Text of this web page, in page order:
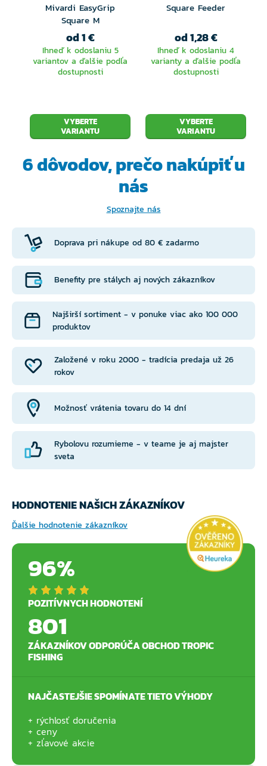
Mivardi EasyGrip
Square M
od 1 €
Ihneď k odoslaniu 5
variantov a ďalšie podľa
dostupnosti
VYBERTE
VARIANTU
Square Feeder
od 1,28 €
Ihneď k odoslaniu 4
varianty a ďalšie podľa
dostupnosti
VYBERTE
VARIANTU
6 dôvodov, prečonakúpiť u
nás
Spoznajte nás
Doprava pri nákupe od 80 € zadarmo
Založené v roku 2000 - tradícia predaja už 26
rokov
Benefity pre stálych aj nových zákazníkov
Možnosť vrátenia tovaru do 14 dní
Najširší sortiment - v ponuke viac ako 100 000
produktov
Rybolovu rozumieme - v teame je aj majster
sveta
HODNOTENIE NAŠICH ZÁKAZNÍKOV
Ďalšie hodnotenie zákazníkov
96%
POZITÍVNYCH HODNOTENÍ
801
ZÁKAZNÍKOV ODPORÚČA OBCHOD TROPIC
FISHING
NAJČASTEJŠIE SPOMÍNATE TIETO VÝHODY
rýchlosť doručenia
ceny
zľavové akcie